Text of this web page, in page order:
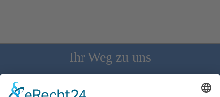
Ihr Weg zu uns
Schloss Bürgeln, 79418 Schliengen | Telefon: 07626/237 | E-
Mail: direktion@schlossbuergeln.de